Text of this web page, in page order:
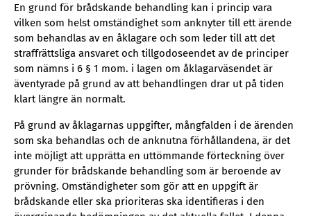
En grund för brådskande behandling kan i princip vara
vilken som helst omständighet som anknyter till ett ärende
som behandlas av en åklagare och som leder till att det
straffrättsliga ansvaret och tillgodoseendet av de principer
som nämns i 6 § 1 mom. i lagen om åklagarväsendet är
äventyrade på grund av att behandlingen drar ut på tiden
klart längre än normalt.
På grund av åklagarnas uppgifter, mångfalden i de ärenden
som ska behandlas och de anknutna förhållandena, är det
inte möjligt att upprätta en uttömmande förteckning över
grunder för brådskande behandling som är beroende av
prövning. Omständigheter som gör att en uppgift är
brådskande eller ska prioriteras ska identifieras i den